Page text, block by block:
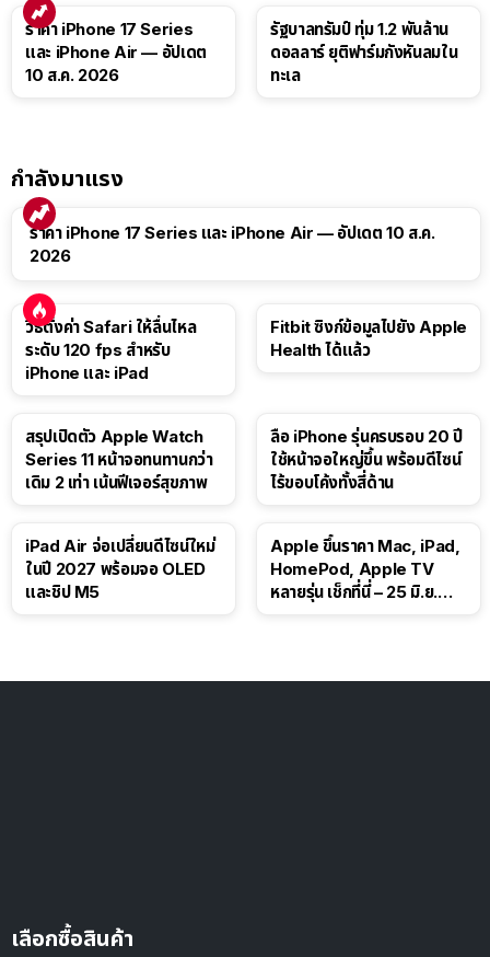
ราคา iPhone 17 Series
และ iPhone Air — อัปเดต
10 ส.ค. 2026
รัฐบาลทรัมป์ ทุ่ม 1.2 พันล้าน
ดอลลาร์ ยุติฟาร์มกังหันลมใน
ทะเล
กำลังมาแรง
ราคา iPhone 17 Series และ iPhone Air — อัปเดต 10 ส.ค.
2026
วิธีตั้งค่า Safari ให้ลื่นไหล
ระดับ 120 fps สำหรับ
iPhone และ iPad
Fitbit ซิงก์ข้อมูลไปยัง Apple
Health ได้แล้ว
สรุปเปิดตัว Apple Watch
Series 11 หน้าจอทนทานกว่า
เดิม 2 เท่า เน้นฟีเจอร์สุขภาพ
ลือ iPhone รุ่นครบรอบ 20 ปี
ใช้หน้าจอใหญ่ขึ้น พร้อมดีไซน์
ไร้ขอบโค้งทั้งสี่ด้าน
iPad Air จ่อเปลี่ยนดีไซน์ใหม่
ในปี 2027 พร้อมจอ OLED
และชิป M5
Apple ขึ้นราคา Mac, iPad,
HomePod, Apple TV
หลายรุ่น เช็กที่นี่ – 25 มิ.ย.
เลือกซื้อสินค้า